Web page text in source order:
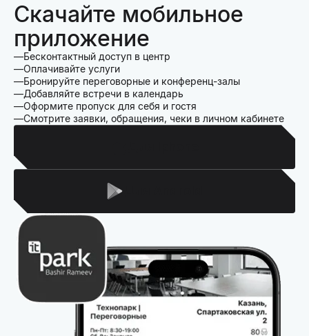
Скачайте мобильное
приложение
Бесконтактный доступ в центр
Оплачивайте услуги
Бронируйте переговорные и конференц-залы
Добавляйте встречи в календарь
Оформите пропуск для себя и гостя
Смотрите заявки, обращения, чеки в личном кабинете